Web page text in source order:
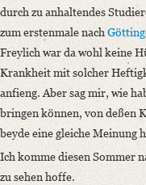
durch zu anhaltendes
zum erstenmale nach
Freylich war da wohl keine
Krankheit mit solcher
anfieng. Aber sag mir, wie
bringen können, von deßen
beyde eine gleiche Meinung
Ich komme diesen Sommer
zu sehen hoffe.